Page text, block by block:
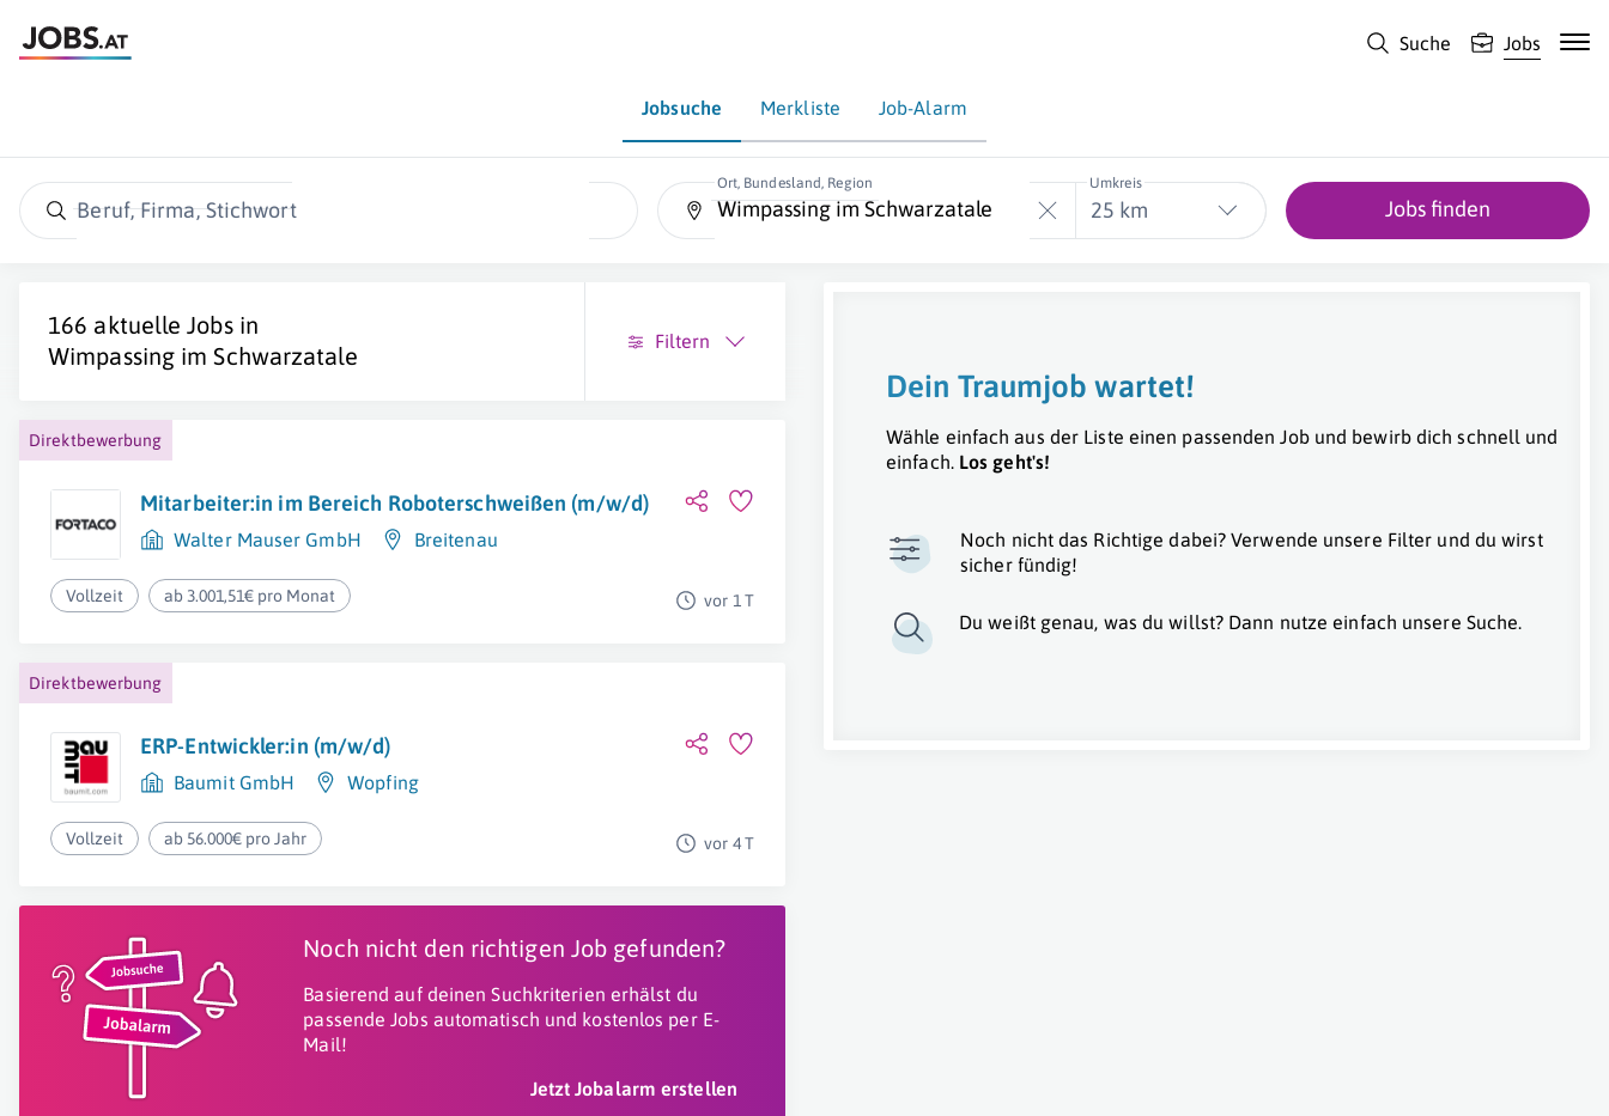
Suche Jobs
Jobsuche Merkliste Job-Alarm
Beruf, Firma, Stichwort
Ort, Bundesland, Region Umkreis
25 km Jobs finden
166 aktuelle Jobs in
Wimpassing im Schwarzatale
Filtern
Direktbewerbung
Mitarbeiter:in im Bereich Roboterschweißen (m/w/d)
Walter Mauser GmbH Breitenau
Vollzeit ab 3.001,51€ pro Monat vor 1 T
Direktbewerbung
ERP-Entwickler:in (m/w/d)
Baumit GmbH Wopfing
Vollzeit ab 56.000€ pro Jahr vor 4 T
Noch nicht den richtigen Job gefunden?
Basierend auf deinen Suchkriterien erhälst du
passende Jobs automatisch und kostenlos per E-
Mail!
Jetzt Jobalarm erstellen
Dein Traumjob wartet!
Wähle einfach aus der Liste einen passenden Job und bewirb dich schnell und
einfach. Los geht's!
Noch nicht das Richtige dabei? Verwende unsere Filter und du wirst
sicher fündig!
Du weißt genau, was du willst? Dann nutze einfach unsere Suche.